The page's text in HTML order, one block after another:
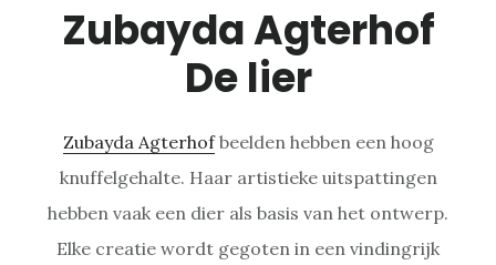
Zubayda Agterhof
De lier
Zubayda Agterhofbeelden hebben een hoog
knuffelgehalte. Haar artistieke uitspattingen
hebben vaak een dier als basis van het ontwerp.
Elke creatie wordt gegoten in een vindingrijk